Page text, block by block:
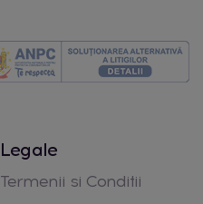
Legale
Termenii si Conditii